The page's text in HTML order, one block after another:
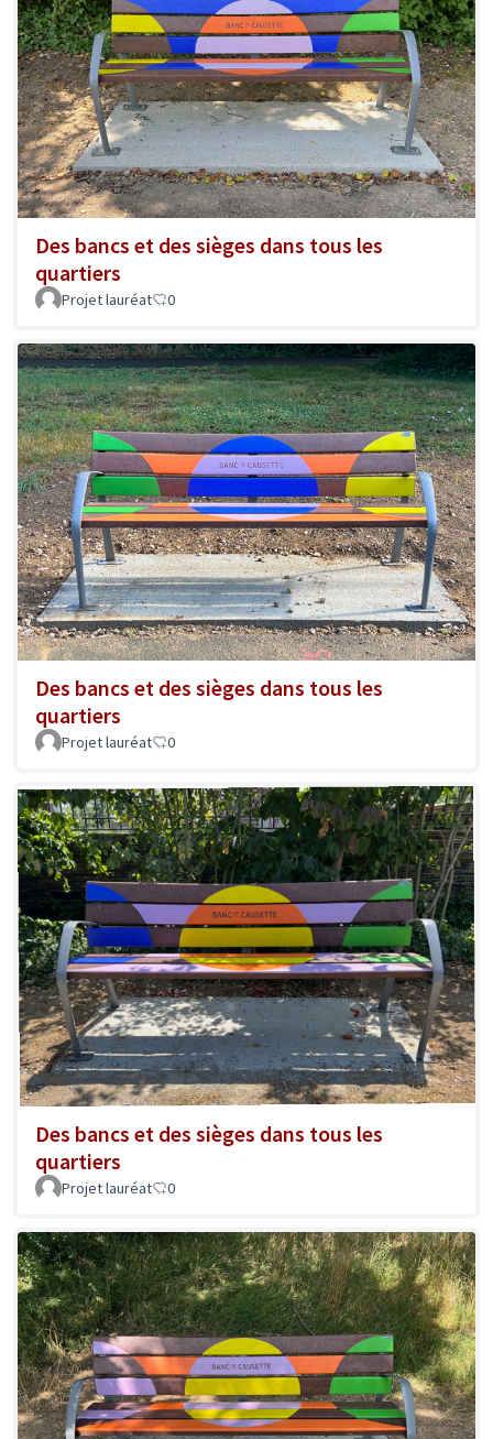
Des bancs et des sièges dans tous les
quartiers
Projet lauréat 0
Des bancs et des sièges dans tous les
quartiers
Projet lauréat 0
Des bancs et des sièges dans tous les
quartiers
Projet lauréat 0